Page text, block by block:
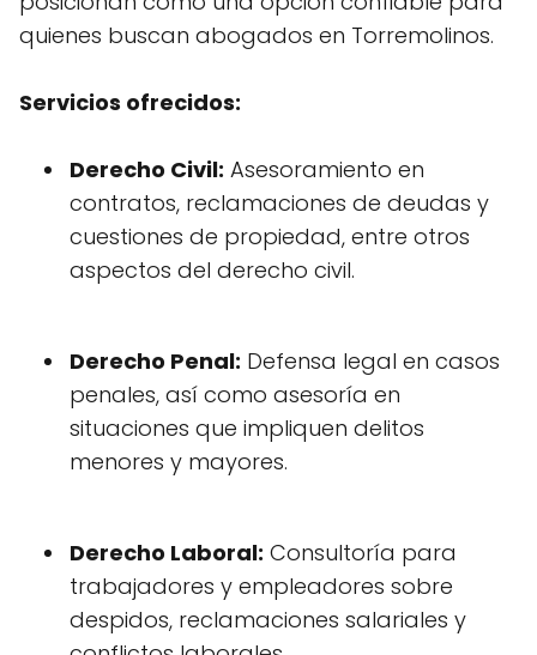
quienes buscan abogados en Torremolinos.
Servicios ofrecidos:
Derecho Civil: Asesoramiento en
contratos, reclamaciones de deudas y
cuestiones de propiedad, entre otros
aspectos del derecho civil.
Derecho Penal: Defensa legal en casos
penales, así como asesoría en
situaciones que impliquen delitos
menores y mayores.
Derecho Laboral: Consultoría para
trabajadores y empleadores sobre
despidos, reclamaciones salariales y